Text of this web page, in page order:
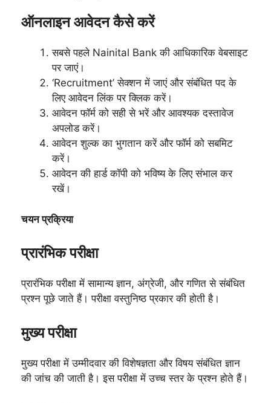
ऑनलाइन आवेदन कैसे करें
सबसे पहले Nainital Bank की आधिकारिक वेबसाइट
पर जाएं।
‘Recruitment’ सेक्शन में जाएं और संबंधित पद के
लिए आवेदन लिंक पर क्लिक करें।
आवेदन फॉर्म को सही से भरें और आवश्यक दस्तावेज
अपलोड करें।
आवेदन शुल्क का भुगतान करें और फॉर्म को सबमिट
करें।
आवेदन की हार्ड कॉपी को भविष्य के लिए संभाल कर
रखें।
चयन प्रक्रिया
प्रारंभिक परीक्षा
प्रारंभिक परीक्षा में सामान्य ज्ञान, अंग्रेजी, और गणित से संबंधित
प्रश्न पूछे जाते हैं। परीक्षा वस्तुनिष्ठ प्रकार की होती है।
मुख्य परीक्षा
मुख्य परीक्षा में उम्मीदवार की विशेषज्ञता और विषय संबंधित ज्ञान
की जांच की जाती है। इस परीक्षा में उच्च स्तर के प्रश्न होते हैं।